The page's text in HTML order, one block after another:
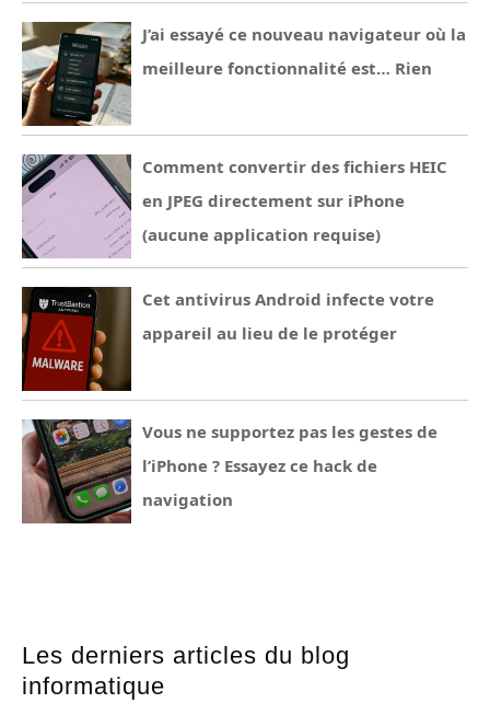
J’ai essayé ce nouveau navigateur où la
meilleure fonctionnalité est… Rien
Comment convertir des fichiers HEIC
en JPEG directement sur iPhone
(aucune application requise)
Cet antivirus Android infecte votre
appareil au lieu de le protéger
Vous ne supportez pas les gestes de
l’iPhone ? Essayez ce hack de
navigation
Les derniers articles du blog
informatique